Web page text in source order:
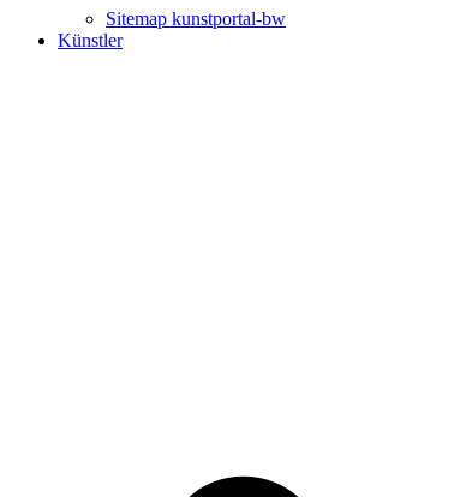
Sitemap kunstportal-bw
Künstler